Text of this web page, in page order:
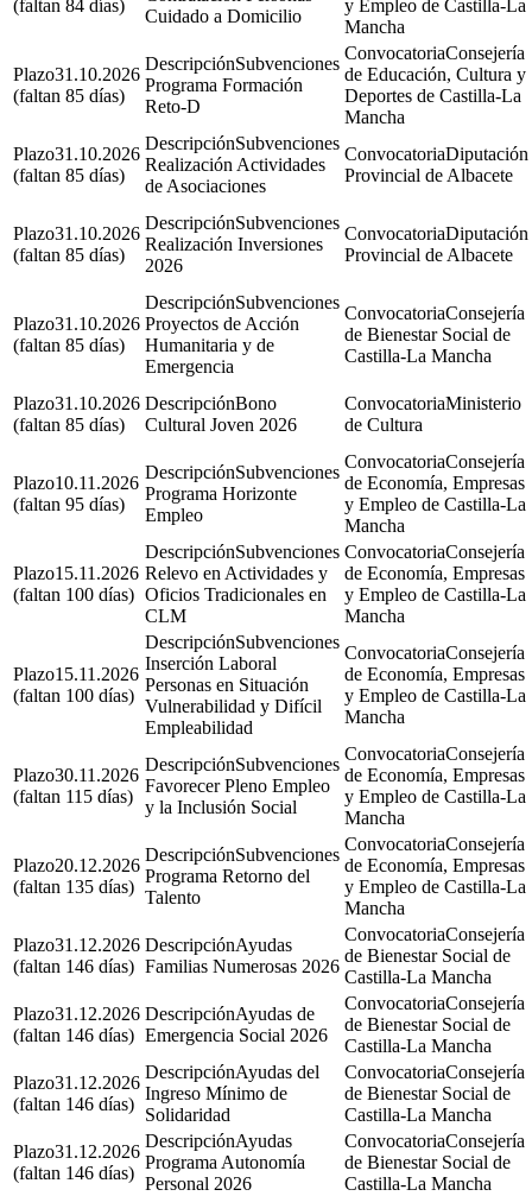
(faltan 84 días)
Cuidado a Domicilio
y Empleo de Castilla-La
Mancha
31.10.2026
(faltan 85 días)
Subvenciones
Programa Formación
Reto-D
Consejería
de Educación, Cultura y
Deportes de Castilla-La
Mancha
31.10.2026
(faltan 85 días)
Subvenciones
Realización Actividades
de Asociaciones
Diputación
Provincial de Albacete
31.10.2026
(faltan 85 días)
Subvenciones
Realización Inversiones
2026
Diputación
Provincial de Albacete
31.10.2026
(faltan 85 días)
Subvenciones
Proyectos de Acción
Humanitaria y de
Emergencia
Consejería
de Bienestar Social de
Castilla-La Mancha
31.10.2026
(faltan 85 días)
Bono
Cultural Joven 2026
Ministerio
de Cultura
10.11.2026
(faltan 95 días)
Subvenciones
Programa Horizonte
Empleo
Consejería
de Economía, Empresas
y Empleo de Castilla-La
Mancha
15.11.2026
(faltan 100 días)
Subvenciones
Relevo en Actividades y
Oficios Tradicionales en
CLM
Consejería
de Economía, Empresas
y Empleo de Castilla-La
Mancha
15.11.2026
(faltan 100 días)
Subvenciones
Inserción Laboral
Personas en Situación
Vulnerabilidad y Difícil
Empleabilidad
Consejería
de Economía, Empresas
y Empleo de Castilla-La
Mancha
30.11.2026
(faltan 115 días)
Subvenciones
Favorecer Pleno Empleo
y la Inclusión Social
Consejería
de Economía, Empresas
y Empleo de Castilla-La
Mancha
20.12.2026
(faltan 135 días)
Subvenciones
Programa Retorno del
Talento
Consejería
de Economía, Empresas
y Empleo de Castilla-La
Mancha
31.12.2026
(faltan 146 días)
Ayudas
Familias Numerosas 2026
Consejería
de Bienestar Social de
Castilla-La Mancha
31.12.2026
(faltan 146 días)
Ayudas de
Emergencia Social 2026
Consejería
de Bienestar Social de
Castilla-La Mancha
31.12.2026
(faltan 146 días)
Ayudas del
Ingreso Mínimo de
Solidaridad
Consejería
de Bienestar Social de
Castilla-La Mancha
31.12.2026
(faltan 146 días)
Ayudas
Programa Autonomía
Personal 2026
Consejería
de Bienestar Social de
Castilla-La Mancha